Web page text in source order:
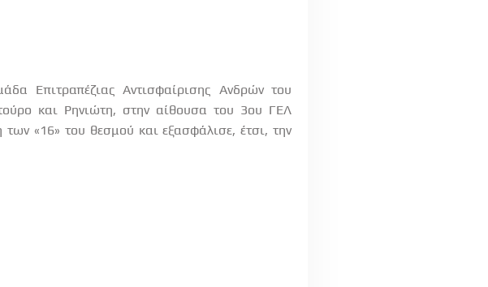
Επιτραπέζιας Αντισφαίρισης Ανδρών του
και Ρηνιώτη, στην αίθουσα του 3ου ΓΕΛ
«16» του θεσμού και εξασφάλισε, έτσι, την